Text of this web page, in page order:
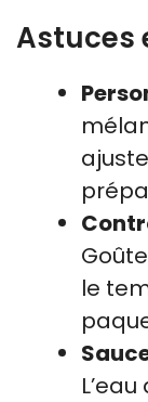
Astuces
le